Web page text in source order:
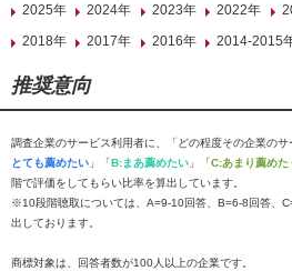
2025年
2024年 2023年 2022年
2018年
2017年 2016年 2014-2015
推奨意向
調査企業のサービス利用者に、「どの程度その企業の
とても薦めたい 」「B:まあ薦めたい 」「C:あまり薦めた
階で評価をしてもらい比率を算出しています。
※10段階聴取については、A=9-10回答、B=6-8回答、
出しております。
商標対象は、回答者数が100人以上の企業です。